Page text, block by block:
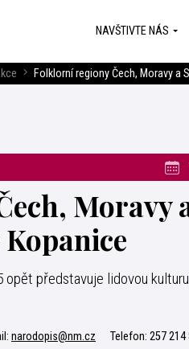
NAVŠTIVTE NÁS
Folklorní regiony Čech, Moravy a
Moravy
představuje lidovou
narodopis@nm.cz Telefon: 257 214